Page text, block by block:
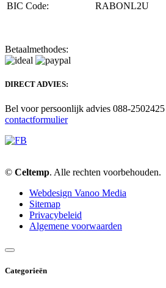
BIC Code:
RABONL2U
Betaalmethodes:
DIRECT ADVIES:
Bel voor persoonlijk advies 088-
contactformulier
© Celtemp. Alle rechten voorbehouden.
Webdesign Vanoo Media
Sitemap
Privacybeleid
Algemene voorwaarden
Categorieën